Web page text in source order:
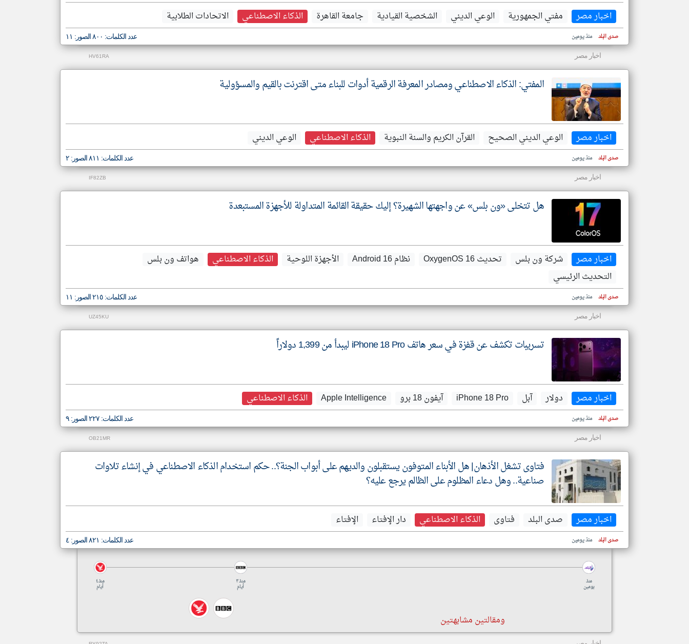
اخبار مصر مفتي الجمهورية الوعي الديني الشخصية القيادية جامعة القاهرة الذكاء الاصطناعي الاتحادات الطلابية
صدى البلد منذ يومين عدد الكلمات: ٨٠٠ الصور: ١١
اخبار مصر HV61RA
المفتي: الذكاء الاصطناعي ومصادر المعرفة الرقمية أدوات للبناء متى اقترنت بالقيم والمسؤولية
اخبار مصر الوعي الديني الصحيح القرآن الكريم والسنة النبوية الذكاء الاصطناعي الوعي الديني
صدى البلد منذ يومين عدد الكلمات: ٨١١ الصور: ٢
اخبار مصر IF82ZB
هل تتخلى «ون بلس» عن واجهتها الشهيرة؟ إليك حقيقة القائمة المتداولة للأجهزة المستبعدة
اخبار مصر شركة ون بلس تحديث OxygenOS 16 نظام Android 16 الأجهزة اللوحية الذكاء الاصطناعي
هواتف ون بلس
التحديث الرئيسي
صدى البلد منذ يومين عدد الكلمات: ٢١٥ الصور: ١١
اخبار مصر UZ45KU
تسريبات تكشف عن قفزة في سعر هاتف iPhone 18 Pro ليبدأ من 1,399 دولاراً
اخبار مصر دولار آبل iPhone 18 Pro آيفون 18 برو Apple Intelligence الذكاء الاصطناعي
صدى البلد منذ يومين عدد الكلمات: ٢٢٧ الصور: ٩
اخبار مصر OB21MR
فتاوى تشغل الأذهان| هل الأبناء المتوفون يستقبلون والديهم على أبواب الجنة؟.. حكم استخدام الذكاء الاصطناعي في إنشاء تلاوات
صناعية.. وهل دعاء المظلوم على الظالم يرجع عليه؟
اخبار مصر صدى البلد فتاوى الذكاء الاصطناعي دار الإفتاء الإفتاء
صدى البلد منذ يومين عدد الكلمات: ٨٢١ الصور: ٤
منذ ٤
أيام
منذ ٣
أيام
منذ
يومين
ومقالتين مشابهتين